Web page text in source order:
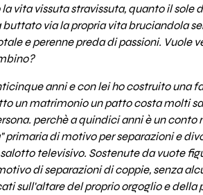
vita vissuta stravissuta, quanto il sole
via la propria vita bruciandola
e perenne preda di passioni. Vuole
anni e con lei ho costruito una
un matrimonio un patto costa molti
perchè a quindici anni è un conto
primaria di motivo per separazioni e
televisivo. Sostenute da vuote
di separazioni di coppie, senza
sull'altare del proprio orgoglio e della